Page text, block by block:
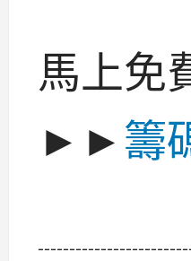
馬上免
►►籌